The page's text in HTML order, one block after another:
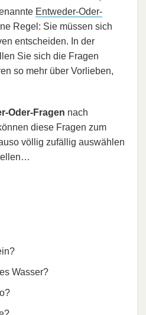
Entweder-Oder-
Regel: Sie müssen sich
entscheiden. In der
Sie sich die Fragen
so mehr über Vorlieben,
Oder-Fragen nach
diese Fragen zum
völlig zufällig auswählen
Wasser?